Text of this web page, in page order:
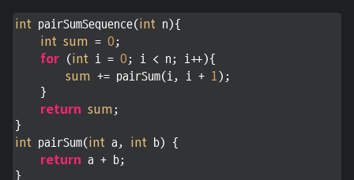
int pairSumSequence(int n){
int sum = 0 ;
for (int i = 0 ; i < n; i++){
sum += pairSum(i, i + 1);
    }
return sum ;
int pairSum(int a, int b) {
return a + b;
}